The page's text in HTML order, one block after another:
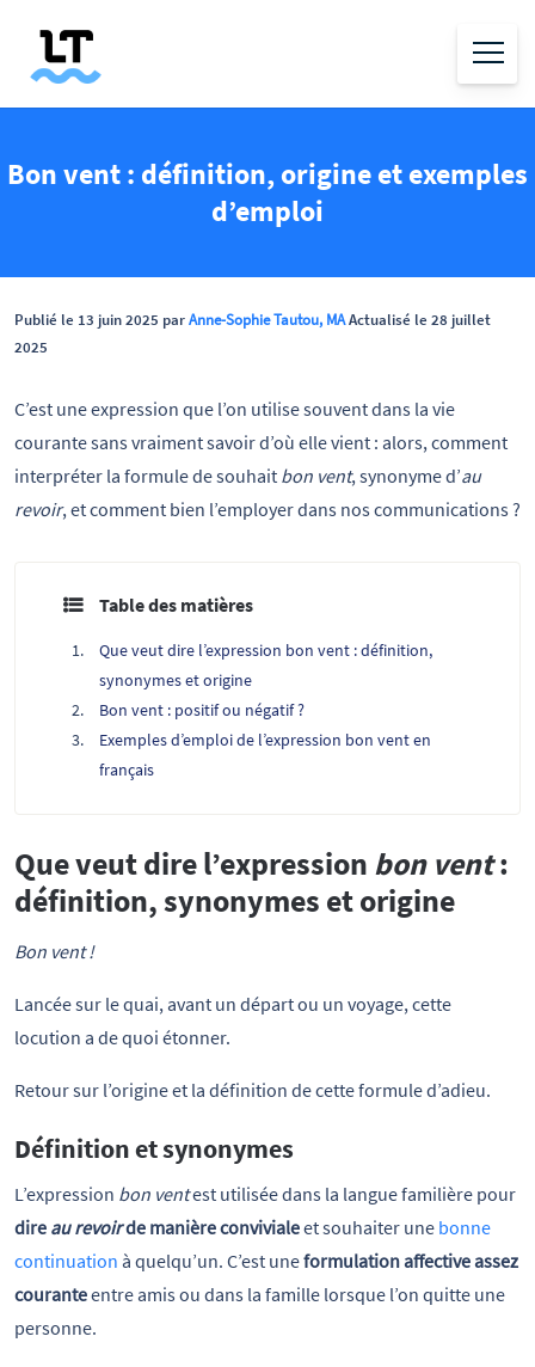
Bon vent : définition, origine et exemples
d’emploi
Publié le 13 juin 2025 parAnne-Sophie Tautou, MAActualisé le 28 juillet
2025
C’est une expression que l’on utilise souvent dans la vie
courante sans vraiment savoir d’où elle vient : alors, comment
interpréter la formule de souhait bon vent, synonyme d’au
revoir, et comment bien l’employer dans nos communications ?
Table des matières
Que veut dire l’expression bon vent : définition,
synonymes et origine
Bon vent : positif ou négatif ?
Exemples d’emploi de l’expression bon vent en
français
Que veut dire l’expression bon vent:
définition, synonymes et origine
Bon vent !
Lancée sur le quai, avant un départ ou un voyage, cette
locution a de quoi étonner.
Retour sur l’origine et la définition de cette formule d’adieu.
Définition et synonymes
L’expression bon ventest utilisée dans la langue familière pour
dire au revoirde manière convivialeet souhaiter une bonne
continuation à quelqu’un. C’est uneformulation affective assez
couranteentre amis ou dans la famille lorsque l’on quitte une
personne.